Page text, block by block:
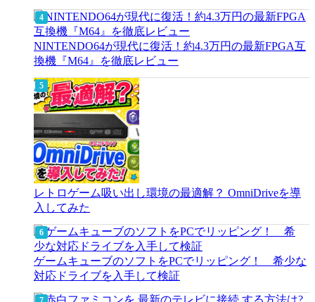
NINTENDO64が現代に復活！約4.3万円の最新FPGA互
換機『M64』を徹底レビュー
レトロゲーム吸い出し環境の最適解？ OmniDriveを導
入してみた
ゲームキューブのソフトをPCでリッピング！ 希少な
対応ドライブを入手して検証